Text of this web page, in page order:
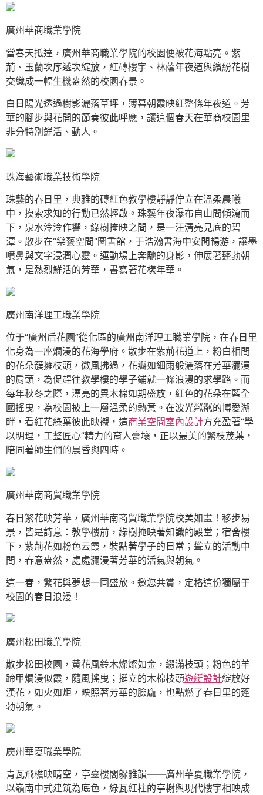
廣州華商職業學院
當春天抵達，廣州華商職業學院的校園便被花海點亮。紫
荊、玉蘭次序遞次綻放，紅磚樓宇、林蔭年夜道與繽紛花樹
交織成一幅生機盎然的校園春景。
白日陽光透過樹影灑落草坪，薄暮朝霞映紅整條年夜道。芳
華的腳步與花開的節奏彼此呼應，讓這個春天在華商校園里
非分特別鮮活、動人。
珠海藝術職業技術學院
珠藝的春日里，典雅的磚紅色教學樓靜靜佇立在溫柔晨曦
中，摸索求知的行動已然輕啟。珠藝年夜瀑布自山間傾瀉而
下，泉水泠泠作響，綠樹掩映之間，是一汪清亮見底的碧
潭。散步在“樂藝空間”圖書館，于浩瀚書海中安閒暢游，讓墨
噴鼻與文字浸潤心靈。運動場上奔馳的身影，伸展著蓬勃朝
氣，是熱烈鮮活的芳華，書寫著花樣年華。
廣州南洋理工職業學院
位于“廣州后花園”從化區的廣州南洋理工職業學院，在春日里
化身為一座爛漫的花海學府。散步在紫荊花道上，粉白相間
的花朵簇擁枝頭，微風拂過，花瓣如細雨般灑落在芳華瀰漫
的肩頭，為促趕往教學樓的學子鋪就一條浪漫的求學路。而
每年秋冬之際，漂亮的異木棉如期盛放，紅色的花朵在藍全
國搖曳，為校園披上一層溫柔的熱意。在波光粼粼的博愛湖
畔，看紅花綠葉彼此映襯，這商業空間室內設計方充盈著“學
以明理，工整匠心”精力的育人膏壤，正以最美的繁枝茂葉，
陪同著師生們的晨昏與四時。
廣州華南商貿職業學院
春日繁花映芳華，廣州華南商貿職業學院校美如畫！移步易
景，皆是詩意：教學樓前，綠樹掩映著知識的殿堂；宿舍樓
下，紫荊花如粉色云霞，裝點著學子的日常；聳立的活動中
間，春意盎然，處處瀰漫著芳華的活氣與朝氣。
這一春，繁花與夢想一同盛放。邀您共賞，定格這份獨屬于
校園的春日浪漫！
廣州松田職業學院
散步松田校園，黃花風鈴木燦燦如金，綴滿枝頭；粉色的羊
蹄甲爛漫似霞，隨風搖曳；挺立的木棉枝頭遊艇設計綻放好
漢花，如火如炬，映照著芳華的臉龐，也點燃了春日里的蓬
勃朝氣。
廣州華夏職業學院
青瓦飛檐映晴空，亭臺樓閣躲雅韻——廣州華夏職業學院，
以嶺南中式建筑為底色，綠瓦紅柱的亭榭與現代樓宇相映成